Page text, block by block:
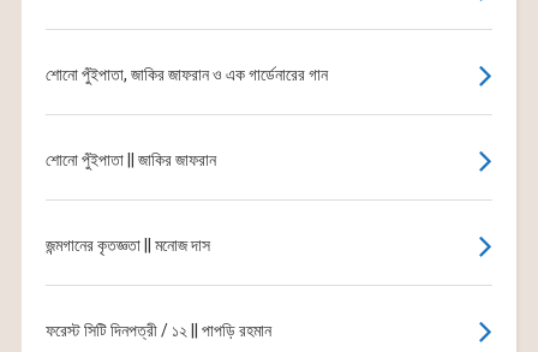
শোনো পুঁইপাতা, জাকির জাফরান ও এক গার্ডেনারের গান
শোনো পুঁইপাতা || জাকির জাফরান
জন্মগানের কৃতজ্ঞতা || মনোজ দাস
ফরেস্ট সিটি দিনপত্রী / ১২ || পাপড়ি রহমান